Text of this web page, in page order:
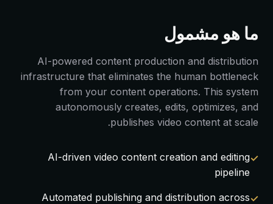
ما هو مشمول
AI-powered content production and distribution
infrastructure that eliminates the human bottleneck
from your content operations. This system
autonomously creates, edits, optimizes, and
publishes video content at scale.
AI-driven video content creation and editing
pipeline
Automated publishing and distribution across